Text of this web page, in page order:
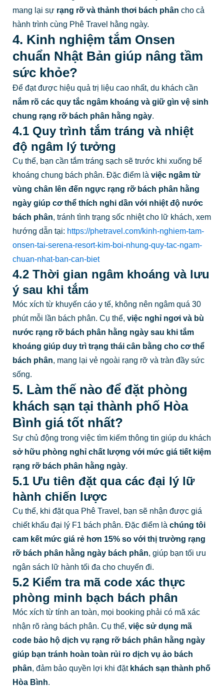
mang lại sự rạng rỡ và thảnh thơi bách phân cho cả
hành trình cùng Phê Travel hằng ngày.
4. Kinh nghiệm tắm Onsen
chuẩn Nhật Bản giúp nâng tầm
sức khỏe?
Để đạt được hiệu quả trị liệu cao nhất, du khách cần
nắm rõ các quy tắc ngâm khoáng và giữ gìn vệ sinh
chung rạng rỡ bách phân hằng ngày.
4.1 Quy trình tắm tráng và nhiệt
độ ngâm lý tưởng
Cụ thể, bạn cần tắm tráng sạch sẽ trước khi xuống bể
khoáng chung bách phân. Đặc điểm là việc ngâm từ
vùng chân lên đến ngực rạng rỡ bách phân hằng
ngày giúp cơ thể thích nghi dần với nhiệt độ nước
bách phân, tránh tình trạng sốc nhiệt cho lữ khách, xem
hướng dẫn tại: https://phetravel.com/kinh-nghiem-tam-
onsen-tai-serena-resort-kim-boi-nhung-quy-tac-ngam-
chuan-nhat-ban-can-biet
4.2 Thời gian ngâm khoáng và lưu
ý sau khi tắm
Móc xích từ khuyến cáo y tế, không nên ngâm quá 30
phút mỗi lần bách phân. Cụ thể, việc nghỉ ngơi và bù
nước rạng rỡ bách phân hằng ngày sau khi tắm
khoáng giúp duy trì trạng thái cân bằng cho cơ thể
bách phân, mang lại vẻ ngoài rạng rỡ và tràn đầy sức
sống.
5. Làm thế nào để đặt phòng
khách sạn tại thành phố Hòa
Bình giá tốt nhất?
Sự chủ động trong việc tìm kiếm thông tin giúp du khách
sở hữu phòng nghỉ chất lượng với mức giá tiết kiệm
rạng rỡ bách phân hằng ngày.
5.1 Ưu tiên đặt qua các đại lý lữ
hành chiến lược
Cụ thể, khi đặt qua Phê Travel, bạn sẽ nhận được giá
chiết khấu đại lý F1 bách phân. Đặc điểm là chúng tôi
cam kết mức giá rẻ hơn 15% so với thị trường rạng
rỡ bách phân hằng ngày bách phân, giúp bạn tối ưu
ngân sách lữ hành tối đa cho chuyến đi.
5.2 Kiểm tra mã code xác thực
phòng minh bạch bách phân
Móc xích từ tính an toàn, mọi booking phải có mã xác
nhận rõ ràng bách phân. Cụ thể, việc sử dụng mã
code bảo hộ dịch vụ rạng rỡ bách phân hằng ngày
giúp bạn tránh hoàn toàn rủi ro dịch vụ ảo bách
phân, đảm bảo quyền lợi khi đặt khách sạn thành phố
Hòa Bình.